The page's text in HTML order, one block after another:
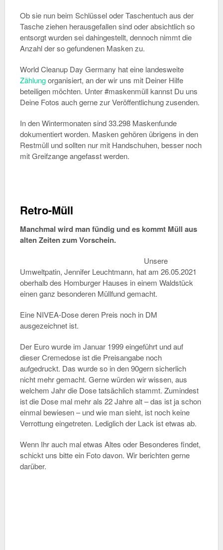
Ob sie nun beim Schlüssel oder Taschentuch aus der
Tasche ziehen herausgefallen sind oder absichtlich so
entsorgt wurden sei dahingestellt, dennoch nimmt die
Anzahl der so gefundenen Masken zu.
World Cleanup Day Germany hat eine landesweite
Zählungorganisiert, an der wir uns mit Deiner Hilfe
beteiligen möchten. Unter #maskenmüll kannst Du uns
Deine Fotos auch gerne zur Veröffentlichung zusenden.
In den Wintermonaten sind 33.298 Maskenfunde
dokumentiert worden. Masken gehören übrigens in den
Restmüll und sollten nur mit Handschuhen, besser noch
mit Greifzange angefasst werden.
Retro-Müll
Manchmal wird man fündig und es kommt Müll aus
alten Zeiten zum Vorschein.
Unsere
Umweltpatin, Jennifer Leuchtmann, hat am 26.05.2021
oberhalb des Homburger Hauses in einem Waldstück
einen ganz besonderen Müllfundgemacht.
Eine NIVEA-Dose deren Preis noch in DM
ausgezeichnet ist.
Der Euro wurde im Januar 1999 eingeführt und auf
dieser Cremedose ist die Preisangabe noch
aufgedruckt. Das wurde so in den 90gern sicherlich
nicht mehr gemacht. Gerne würden wir wissen, aus
welchem Jahr die Dose tatsächlich stammt. Zumindest
ist die Dose mal mehr als 22 Jahre alt – das ist ja schon
einmal bewiesen – und wie man sieht, ist noch keine
Verrottung eingetreten. Lediglich der Lack ist etwas ab.
Wenn Ihr auch mal etwas Altes oder Besonderes findet,
schickt uns bitte ein Foto davon. Wir berichten gerne
darüber.